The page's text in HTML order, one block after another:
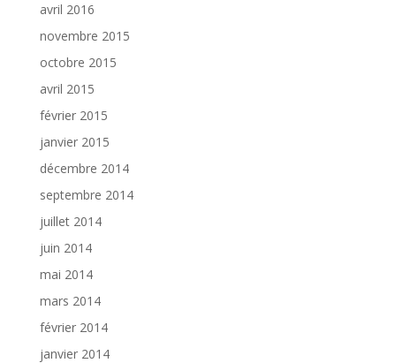
avril 2016
novembre 2015
octobre 2015
avril 2015
février 2015
janvier 2015
décembre 2014
septembre 2014
juillet 2014
juin 2014
mai 2014
mars 2014
février 2014
janvier 2014